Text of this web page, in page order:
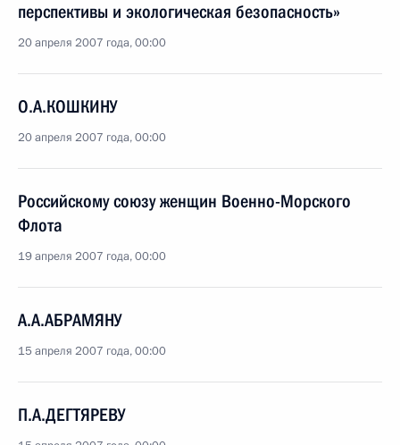
перспективы и экологическая безопасность»
20 апреля 2007 года, 00:00
О.А.КОШКИНУ
20 апреля 2007 года, 00:00
Российскому союзу женщин Военно-Морского
Флота
19 апреля 2007 года, 00:00
А.А.АБРАМЯНУ
15 апреля 2007 года, 00:00
П.А.ДЕГТЯРЕВУ